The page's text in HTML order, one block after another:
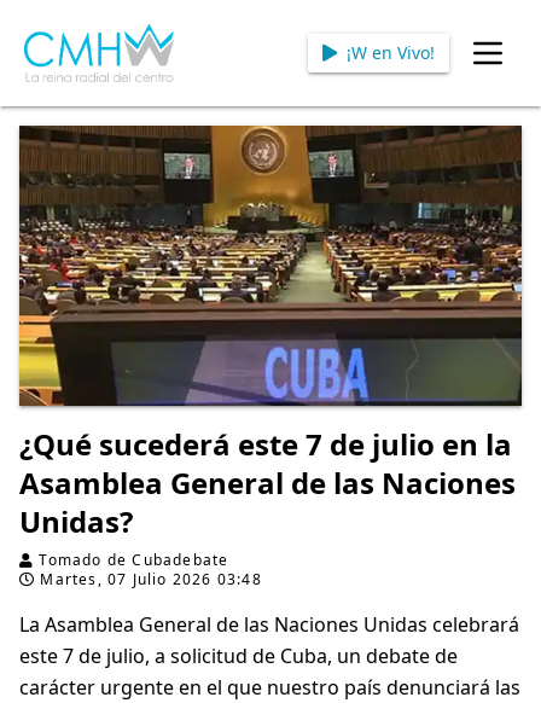
¡W en Vivo!
¿Qué sucederá este 7 de julio en la
Asamblea General de las Naciones
Unidas?
Tomado de Cubadebate
Martes, 07 Julio 2026 03:48
La Asamblea General de las Naciones Unidas celebrará
este 7 de julio, a solicitud de Cuba, un debate de
carácter urgente en el que nuestro país denunciará las